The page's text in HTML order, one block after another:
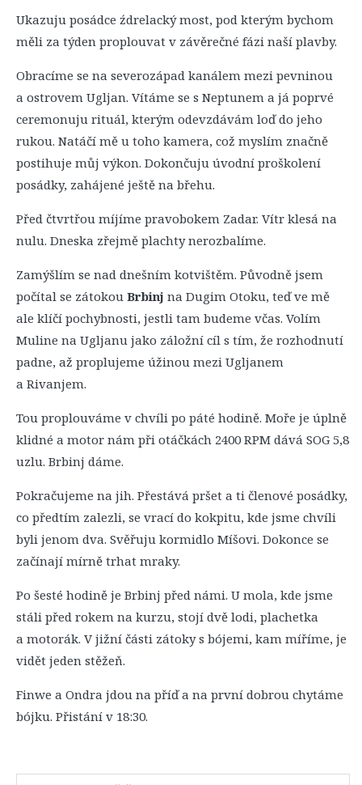
Ukazuju posádce źdrelacký most, pod kterým bychom
měli za týden proplouvat v závěrečné fázi naší plavby.
Obracíme se na severozápad kanálem mezi pevninou
a ostrovem Ugljan. Vítáme se s Neptunem a já poprvé
ceremonuju rituál, kterým odevzdávám loď do jeho
rukou. Natáčí mě u toho kamera, což myslím značně
postihuje můj výkon. Dokončuju úvodní proškolení
posádky, zahájené ještě na břehu.
Před čtvrtřou míjíme pravobokem Zadar. Vítr klesá na
nulu. Dneska zřejmě plachty nerozbalíme.
Zamýšlím se nad dnešním kotvištěm. Původně jsem
počítal se zátokou Brbinj na Dugim Otoku, teď ve mě
ale klíčí pochybnosti, jestli tam budeme včas. Volím
Muline na Ugljanu jako záložní cíl s tím, že rozhodnutí
padne, až proplujeme úžinou mezi Ugljanem
a Rivanjem.
Tou proplouváme v chvíli po páté hodině. Moře je úplně
klidné a motor nám při otáčkách 2400 RPM dává SOG 5,8
uzlu. Brbinj dáme.
Pokračujeme na jih. Přestává pršet a ti členové posádky,
co předtím zalezli, se vrací do kokpitu, kde jsme chvíli
byli jenom dva. Svěřuju kormidlo Míšovi. Dokonce se
začínají mírně trhat mraky.
Po šesté hodině je Brbinj před námi. U mola, kde jsme
stáli před rokem na kurzu, stojí dvě lodi, plachetka
a motorák. V jižní části zátoky s bójemi, kam míříme, je
vidět jeden stěžeň.
Finwe a Ondra jdou na příď a na první dobrou chytáme
bójku. Přistání v 18:30.